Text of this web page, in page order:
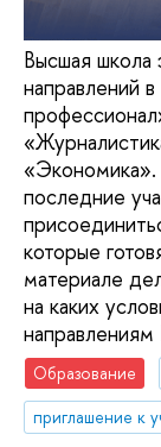
Высшая школа
направлений
«Экономика».
последние
которые
материале
на каких
Образование
приглашение к